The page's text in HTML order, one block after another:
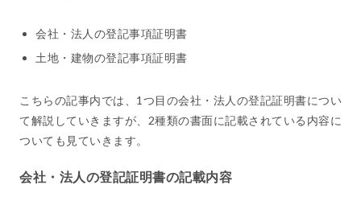
会社・法人の登記事項証明書
土地・建物の登記事項証明書
こちらの記事内では、1つ目の会社・法人の登記証明書につい
て解説していきますが、2種類の書面に記載されている内容に
ついても見ていきます。
会社・法人の登記証明書の記載内容